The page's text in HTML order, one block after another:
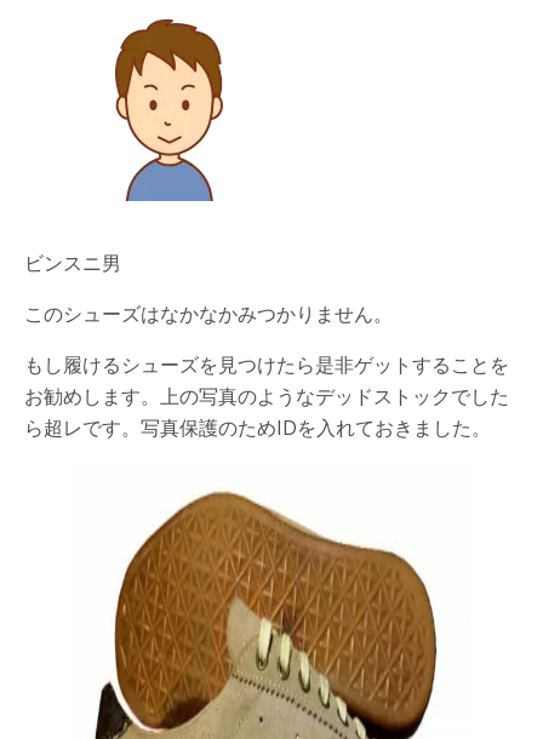
ビンスニ男
このシューズはなかなかみつかりません。
もし履けるシューズを見つけたら是非ゲットすることを
お勧めします。上の写真のようなデッドストックでした
ら超レです。写真保護のためIDを入れておきました。